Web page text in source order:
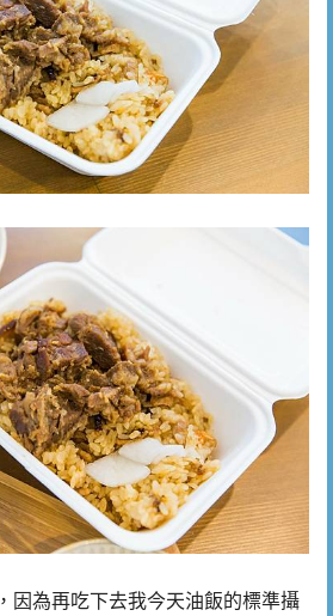
，因為再吃下去我今天油飯的標準攝